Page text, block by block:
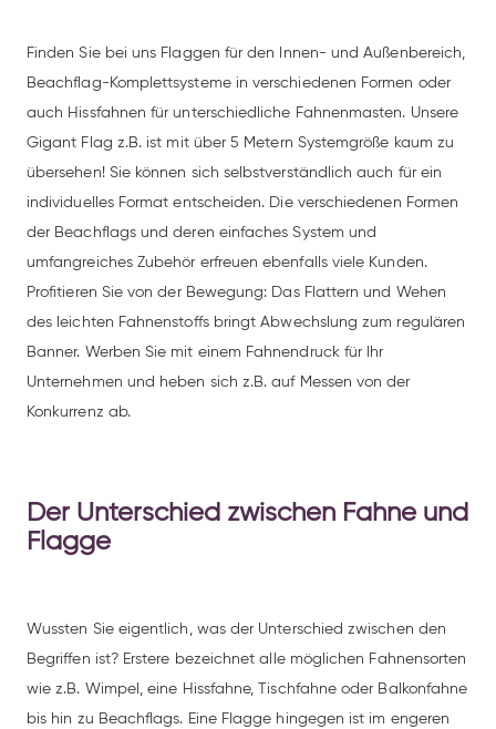
Finden Sie bei uns Flaggen für den Innen- und Außenbereich,
Beachflag-Komplettsysteme in verschiedenen Formen oder
auch Hissfahnen für unterschiedliche Fahnenmasten. Unsere
Gigant Flag z.B. ist mit über 5 Metern Systemgröße kaum zu
übersehen! Sie können sich selbstverständlich auch für ein
individuelles Format entscheiden. Die verschiedenen Formen
der Beachflags und deren einfaches System und
umfangreiches Zubehör erfreuen ebenfalls viele Kunden.
Profitieren Sie von der Bewegung: Das Flattern und Wehen
des leichten Fahnenstoffs bringt Abwechslung zum regulären
Banner. Werben Sie mit einem Fahnendruck für Ihr
Unternehmen und heben sich z.B. auf Messen von der
Konkurrenz ab.
Der Unterschied zwischen Fahne und
Flagge
Wussten Sie eigentlich, was der Unterschied zwischen den
Begriffen ist? Erstere bezeichnet alle möglichen Fahnensorten
wie z.B. Wimpel, eine Hissfahne, Tischfahne oder Balkonfahne
bis hin zu Beachflags. Eine Flagge hingegen ist im engeren